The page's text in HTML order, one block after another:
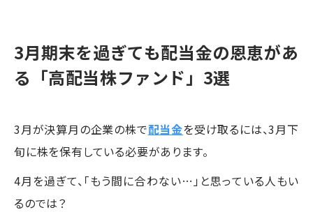
3月期末を過ぎても配当金の恩恵があ
る「高配当株ファンド」3選
3月が決算月の企業の株で配当金を受け取るには、3月下
旬に株を保有している必要があります。
4月を過ぎて、「もう間に合わない…」と思っている人もい
るのでは？